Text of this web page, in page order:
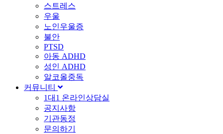
스트레스
우울
노인우울증
불안
PTSD
아동 ADHD
성인 ADHD
알코올중독
커뮤니티
1대1 온라인상담실
공지사항
기관동정
문의하기